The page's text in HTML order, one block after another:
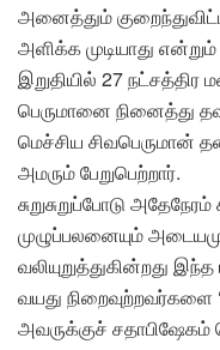
அனைத்தும்
அளிக்க முடியாது என்றும்
இறுதியில் 27 நட்சத்திர
பெருமானை நினைத்து
மெச்சிய சிவபெருமான்
அமரும் பேறுபெற்றார்.
சுறுசுறுப்போடு
முழுப்பலனையும்
வலியுறுத்துகின்றது
வயது
அவருக்குச்